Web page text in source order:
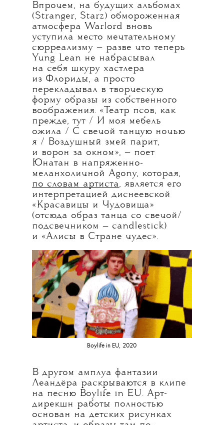
Впрочем, на будущих альбомах
(Stranger, Starz) обмороженная
атмосфера Warlord вновь
уступила место мечтательному
сюрреализму — разве что теперь
Yung Lean не набрасывал
на себя шкуру хастлера
из Флориды, а просто
перекладывал в творческую
форму образы из собственного
воображения. «Театр псов, как
прежде, тут / И моя мебель
ожила / С свечой танцую ночью
я / Воздушный змей парит,
и ворон за окном», — поет
Юнатан в напряженно-
меланхоличной Agony, которая,
по словам артиста, является его
интерпретацией диснеевской
«Красавицы и Чудовища»
(отсюда образ танца со свечой/
подсвечником — candlestick)
и «Алисы в Стране чудес».
Boylife in EU, 2020
В другом амплуа фантазии
Леандёра раскрываются в клипе
на песню Boylife in EU. Арт-
дирекшн работы полностью
основан на детских рисунках